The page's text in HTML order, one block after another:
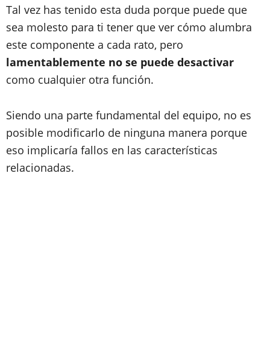
Tal vez has tenido esta duda porque puede que
sea molesto para ti tener que ver cómo alumbra
este componente a cada rato, pero
lamentablemente no se puede desactivar
como cualquier otra función.
Siendo una parte fundamental del equipo, no es
posible modificarlo de ninguna manera porque
eso implicaría fallos en las características
relacionadas.